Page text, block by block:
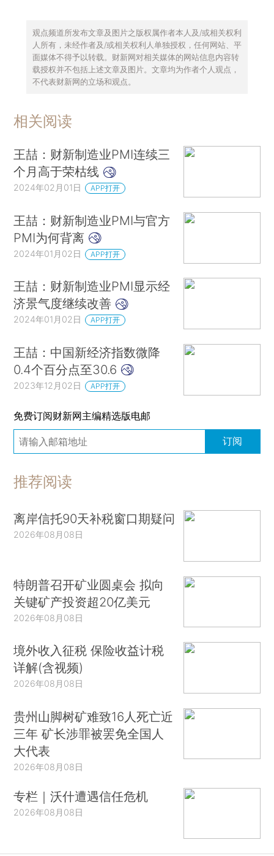
观点频道所发布文章及图片之版权属作者本人及/或相关权利
人所有，未经作者及/或相关权利人单独授权，任何网站、平
面媒体不得予以转载。财新网对相关媒体的网站信息内容转
载授权并不包括上述文章及图片。文章均为作者个人观点，
不代表财新网的立场和观点。
相关阅读
王喆：财新制造业PMI连续三
个月高于荣枯线
2024年02月01日 APP打开
王喆：财新制造业PMI与官方
PMI为何背离
2024年01月02日 APP打开
王喆：财新制造业PMI显示经
济景气度继续改善
2024年01月02日 APP打开
王喆：中国新经济指数微降
0.4个百分点至30.6
2023年12月02日 APP打开
免费订阅财新网主编精选版电邮
订阅
推荐阅读
离岸信托90天补税窗口期疑问
2026年08月08日
特朗普召开矿业圆桌会 拟向
关键矿产投资超20亿美元
2026年08月08日
境外收入征税 保险收益计税
详解(含视频)
2026年08月08日
贵州山脚树矿难致16人死亡近
三年 矿长涉罪被罢免全国人
大代表
2026年08月08日
专栏｜沃什遭遇信任危机
2026年08月08日